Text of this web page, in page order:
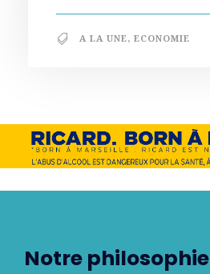
A LA UNE, ECONOMIE
Notre philosophie